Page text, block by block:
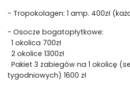
- Tropokolagen: 1 amp. 400zł
- Osocze bogatopłytkowe:
1 okolica 700zł
2 okolice 1300zł
Pakiet 3 zabiegów na 1 okolicę
tygodniowych) 1600 zł